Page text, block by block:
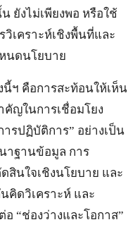
ยังไม่เพียงพอ หรือใช้
เคราะห์เชิงพื้นที่และ
นดนโยบาย
ฯ คือการสะท้อนให้เห็น
คัญในการเชื่อมโยง
ารปฏิบัติการ” อย่างเป็น
าฐานข้อมูล การ
สินใจเชิงนโยบาย และ
คิดวิเคราะห์ และ
“ช่องว่างและโอกาส”